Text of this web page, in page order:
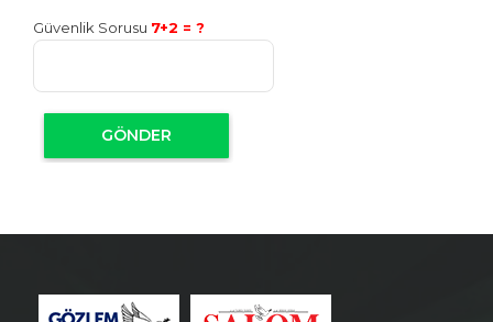
Güvenlik Sorusu 7+2 = ?